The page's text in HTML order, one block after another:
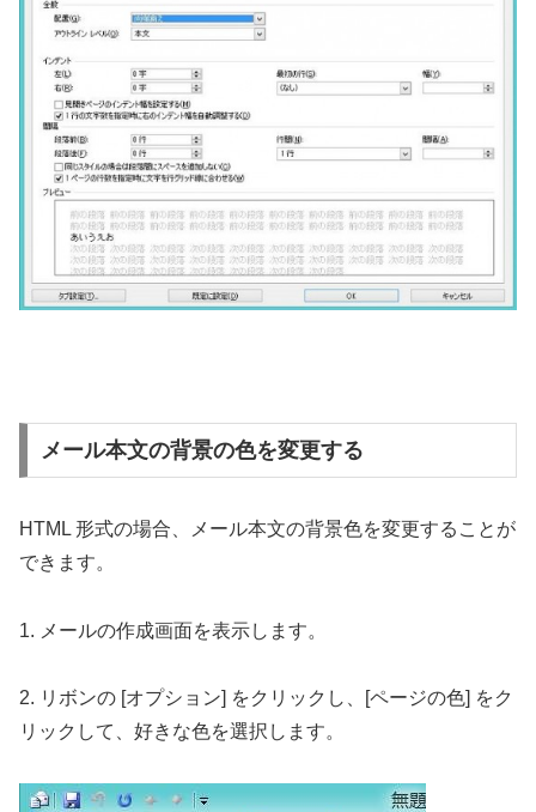
メール本文の背景の色を変更する
HTML 形式の場合、メール本文の背景色を変更することが
できます。
1. メールの作成画面を表示します。
2. リボンの [オプション] をクリックし、[ページの色] をク
リックして、好きな色を選択します。